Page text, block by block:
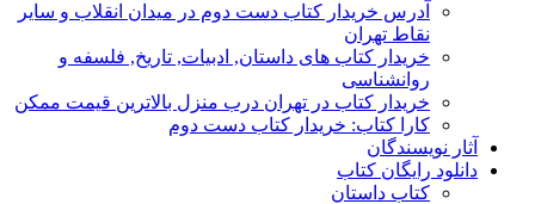
آدرس خریدار کتاب دست دوم در میدان انقلاب و سایر
نقاط تهران
خریدار کتاب های داستان, ادبیات, تاریخ, فلسفه و
روانشناسی
خریدار کتاب در تهران درب منزل بالاترین قیمت ممکن
کارا کتاب: خریدار کتاب دست دوم
آثار نویسندگان
دانلود رایگان کتاب
کتاب داستان